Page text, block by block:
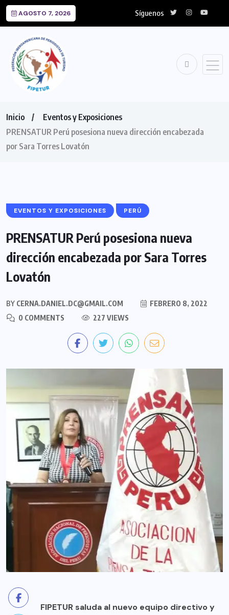
AGOSTO 7, 2026 Síguenos
Inicio
Eventos y Exposiciones
PRENSATUR Perú posesiona nueva dirección encabezada
por Sara Torres Lovatón
EVENTOS Y EXPOSICIONES PERÚ
PRENSATUR Perú posesiona nueva
dirección encabezada por Sara Torres
Lovatón
BY CERNA.DANIEL.DC@GMAIL.COM
FEBRERO 8, 2022
0 COMMENTS
227 VIEWS
FIPETUR saluda al nuevo equipo directivo y